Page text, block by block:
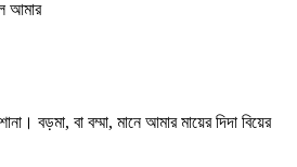
আমার
বড়মা, বা বম্মা, মানে আমার মায়ের দিদা বিয়ের